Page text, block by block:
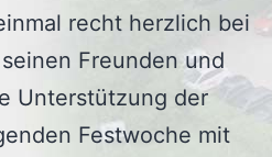
recht herzlich bei
Freunden und
Unterstützung der
Festwoche mit